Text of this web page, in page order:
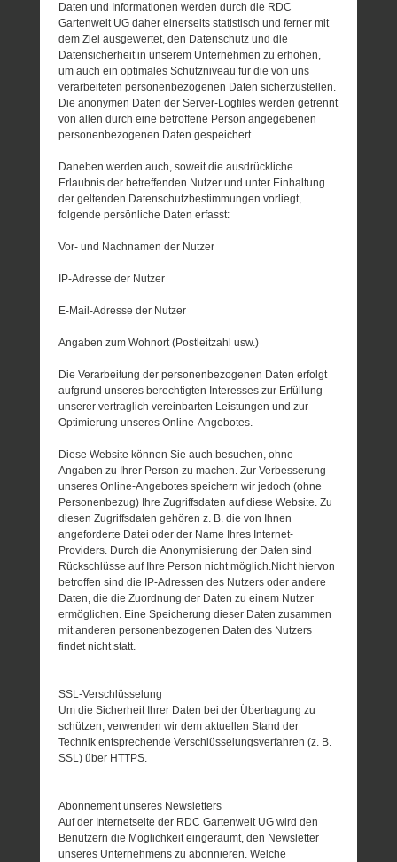
Daten und Informationen werden durch die RDC
Gartenwelt UG daher einerseits statistisch und ferner mit
dem Ziel ausgewertet, den Datenschutz und die
Datensicherheit in unserem Unternehmen zu erhöhen,
um auch ein optimales Schutzniveau für die von uns
verarbeiteten personenbezogenen Daten sicherzustellen.
Die anonymen Daten der Server-Logfiles werden getrennt
von allen durch eine betroffene Person angegebenen
personenbezogenen Daten gespeichert.
Daneben werden auch, soweit die ausdrückliche
Erlaubnis der betreffenden Nutzer und unter Einhaltung
der geltenden Datenschutzbestimmungen vorliegt,
folgende persönliche Daten erfasst:
Vor- und Nachnamen der Nutzer
IP-Adresse der Nutzer
E-Mail-Adresse der Nutzer
Angaben zum Wohnort (Postleitzahl usw.)
Die Verarbeitung der personenbezogenen Daten erfolgt
aufgrund unseres berechtigten Interesses zur Erfüllung
unserer vertraglich vereinbarten Leistungen und zur
Optimierung unseres Online-Angebotes.
Diese Website können Sie auch besuchen, ohne
Angaben zu Ihrer Person zu machen. Zur Verbesserung
unseres Online-Angebotes speichern wir jedoch (ohne
Personenbezug) Ihre Zugriffsdaten auf diese Website. Zu
diesen Zugriffsdaten gehören z. B. die von Ihnen
angeforderte Datei oder der Name Ihres Internet-
Providers. Durch die Anonymisierung der Daten sind
Rückschlüsse auf Ihre Person nicht möglich.Nicht hiervon
betroffen sind die IP-Adressen des Nutzers oder andere
Daten, die die Zuordnung der Daten zu einem Nutzer
ermöglichen. Eine Speicherung dieser Daten zusammen
mit anderen personenbezogenen Daten des Nutzers
findet nicht statt.
SSL-Verschlüsselung
Um die Sicherheit Ihrer Daten bei der Übertragung zu
schützen, verwenden wir dem aktuellen Stand der
Technik entsprechende Verschlüsselungsverfahren (z. B.
SSL) über HTTPS.
Abonnement unseres Newsletters
Auf der Internetseite der RDC Gartenwelt UG wird den
Benutzern die Möglichkeit eingeräumt, den Newsletter
unseres Unternehmens zu abonnieren. Welche